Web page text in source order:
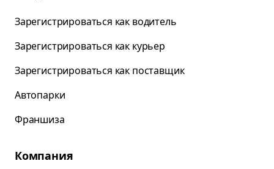
Зарегистрироваться как водитель
Зарегистрироваться как курьер
Зарегистрироваться как поставщик
Автопарки
Франшиза
Компания